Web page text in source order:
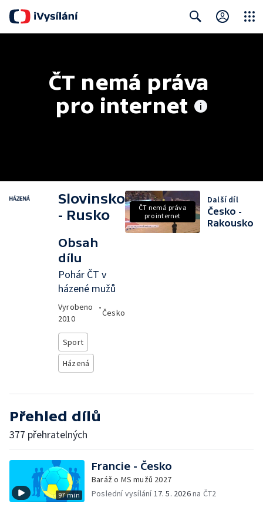
ČT nemá práva
pro internet
Slovinsko
- Rusko
Obsah
dílu
Pohár ČT v
házené mužů
Vyrobeno
2010
•
Česko
Sport
Házená
ČT nemá práva
pro internet
Další díl
Česko -
Rakousko
Přehled dílů
377 přehratelných
97 min
Francie - Česko
Baráž o MS mužů 2027
Poslední vysílání17. 5. 2026na ČT2